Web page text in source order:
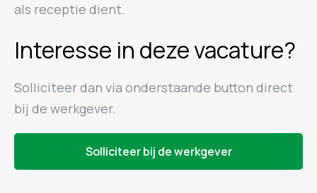
als receptie dient.
Interesse in deze vacature?
Solliciteer dan via onderstaande button direct
bij de werkgever.
Solliciteer bij de werkgever